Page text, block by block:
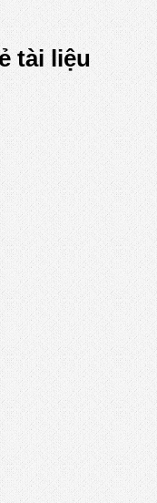
tài liệu